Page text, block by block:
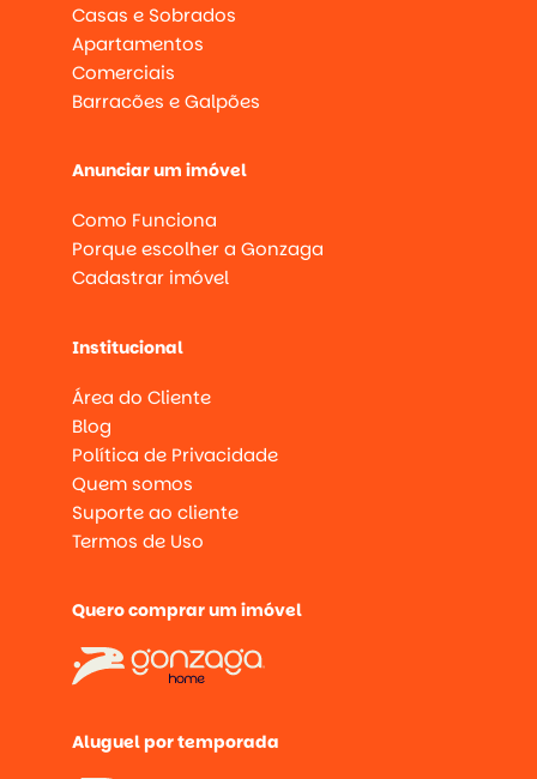
Casas e Sobrados
Apartamentos
Comerciais
Barracões e Galpões
Anunciar um imóvel
Como Funciona
Porque escolher a Gonzaga
Cadastrar imóvel
Institucional
Área do Cliente
Blog
Política de Privacidade
Quem somos
Suporte ao cliente
Termos de Uso
Quero comprar um imóvel
Aluguel por temporada